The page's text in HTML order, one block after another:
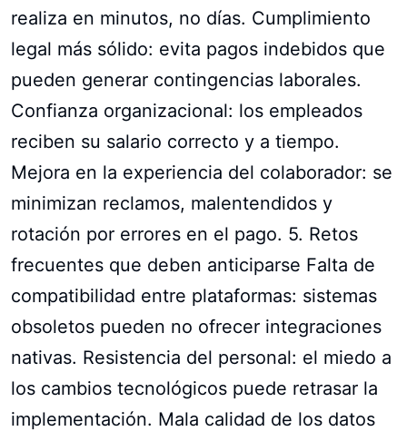
realiza en minutos, no días. Cumplimiento
legal más sólido: evita pagos indebidos que
pueden generar contingencias laborales.
Confianza organizacional: los empleados
reciben su salario correcto y a tiempo.
Mejora en la experiencia del colaborador: se
minimizan reclamos, malentendidos y
rotación por errores en el pago. 5. Retos
frecuentes que deben anticiparse Falta de
compatibilidad entre plataformas: sistemas
obsoletos pueden no ofrecer integraciones
nativas. Resistencia del personal: el miedo a
los cambios tecnológicos puede retrasar la
implementación. Mala calidad de los datos